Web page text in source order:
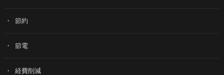
節約
節電
経費削減